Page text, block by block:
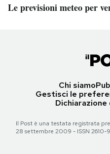
Le previsioni meteo per
Chi siamo
Gestisci le
Il Post è una testata registrata
28 settembre 2009 - ISSN 2610-